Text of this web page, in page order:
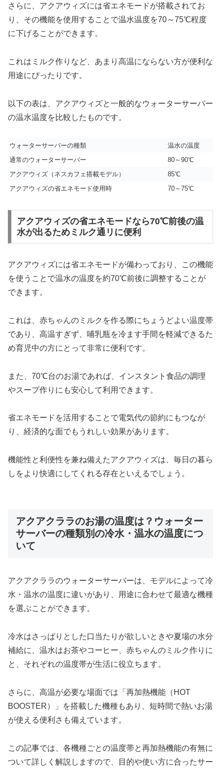
さらに、アクアウィズには省エネモードが搭載されてお
り、その機能を使用することで温水温度を70～75℃程度
に下げることができます。
これはミルク作りなど、あまり高温にならない方が便利な
用途にぴったりです。
以下の表は、アクアウィズと一般的なウォーターサーバー
の温水温度を比較したものです。
ウォーターサーバーの種類
温水の温度
通常のウォーターサーバー
80～90℃
アクアウィズ（ネスカフェ搭載モデル）
85℃
アクアウィズの省エネモード使用時
70～75℃
アクアウィズの省エネモードなら70℃前後の温
水が出るためミルク通リに便利
アクアウィズには省エネモードが備わっており、この機能
を使うことで温水の温度を約70℃前後に調整することが
できます。
これは、赤ちゃんのミルクを作る際にちょうどよい温度帯
であり、高温すぎず、哺乳瓶を冷ます手間を軽減できるた
め育児中の方にとって非常に便利です。
また、70℃台のお湯であれば、インスタント食品の調理
やスープ作りにも安心して利用できます。
省エネモードを活用することで電気代の節約にもつなが
り、経済的な面でもうれしい効果があります。
機能性と利便性を兼ね備えたアクアウィズは、毎日の暮ら
しをより快適にしてくれる存在といえるでしょう。
アクアクララのお湯の温度は？ウォーター
サーバーの種類別の冷水・温水の温度につ
いて
アクアクララのウォーターサーバーは、モデルによって冷
水・温水の温度に違いがあり、用途に合わせて最適な機種
を選ぶことができます。
冷水はさっぱりとした口当たりが欲しいときや夏場の水分
補給に、温水はお茶やコーヒー、赤ちゃんのミルク作りに
と、それぞれの温度帯が生活に役立ちます。
さらに、高温が必要な場面では「再加熱機能（HOT
BOOSTER）」を搭載した機種もあり、短時間で熱いお湯
が使える便利さも備えています。
この記事では、各機種ごとの温度帯と再加熱機能の有無に
ついて詳しく解説しますので、目的や使い方に合ったサー